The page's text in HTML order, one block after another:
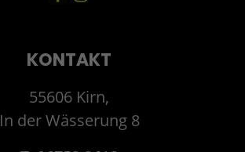
KONTAKT
55606 Kirn,
In der Wässerung 8